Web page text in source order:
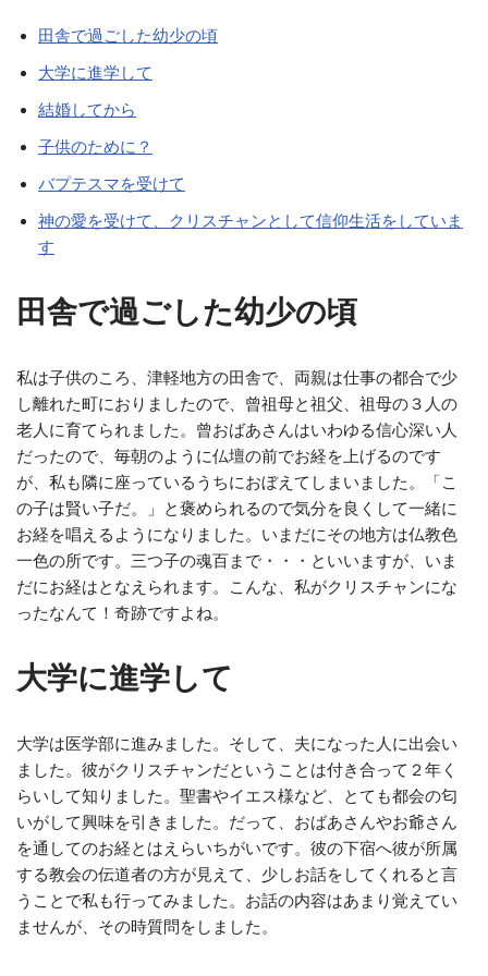
田舎で過ごした幼少の頃
大学に進学して
結婚してから
子供のために？
バプテスマを受けて
神の愛を受けて、クリスチャンとして信仰生活をしていま
す
田舎で過ごした幼少の頃
私は子供のころ、津軽地方の田舎で、両親は仕事の都合で少
し離れた町におりましたので、曾祖母と祖父、祖母の３人の
老人に育てられました。曾おばあさんはいわゆる信心深い人
だったので、毎朝のように仏壇の前でお経を上げるのです
が、私も隣に座っているうちにおぼえてしまいました。「こ
の子は賢い子だ。」と褒められるので気分を良くして一緒に
お経を唱えるようになりました。いまだにその地方は仏教色
一色の所です。三つ子の魂百まで・・・といいますが、いま
だにお経はとなえられます。こんな、私がクリスチャンにな
ったなんて！奇跡ですよね。
大学に進学して
大学は医学部に進みました。そして、夫になった人に出会い
ました。彼がクリスチャンだということは付き合って２年く
らいして知りました。聖書やイエス様など、とても都会の匂
いがして興味を引きました。だって、おばあさんやお爺さん
を通してのお経とはえらいちがいです。彼の下宿へ彼が所属
する教会の伝道者の方が見えて、少しお話をしてくれると言
うことで私も行ってみました。お話の内容はあまり覚えてい
ませんが、その時質問をしました。